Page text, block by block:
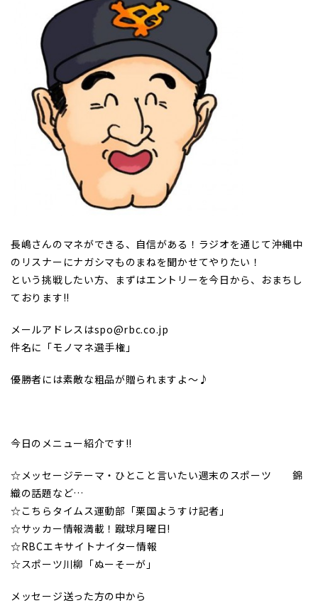
長嶋さんのマネができる、自信がある！ラジオを通じて沖縄中
のリスナーにナガシマものまねを聞かせてやりたい！
という挑戦したい方、まずはエントリーを今日から、おまちし
ております!!
メールアドレスはspo@rbc.co.jp
件名に「モノマネ選手権」
優勝者には素敵な粗品が贈られますよ～♪
今日のメニュー紹介です!!
☆メッセージテーマ・ひとこと言いたい週末のスポーツ 錦
織の話題など…
☆こちらタイムス運動部「栗国ようすけ記者」
☆サッカー情報満載！蹴球月曜日!
☆RBCエキサイトナイター情報
☆スポーツ川柳「ぬーそーが」
メッセージ送った方の中から